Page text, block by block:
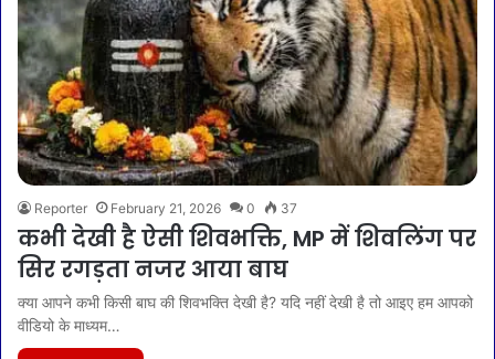
Reporter February 21, 2026 0 37
कभी देखी है ऐसी शिवभक्ति, MP में शिवलिंग पर
सिर रगड़ता नजर आया बाघ
क्या आपने कभी किसी बाघ की शिवभक्ति देखी है? यदि नहीं देखी है तो आइए हम आपको
वीडियो के माध्यम…